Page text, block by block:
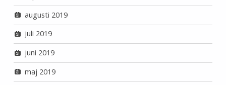
augusti 2019
juli 2019
juni 2019
maj 2019